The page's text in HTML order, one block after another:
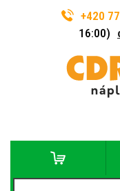
+420
16:00)